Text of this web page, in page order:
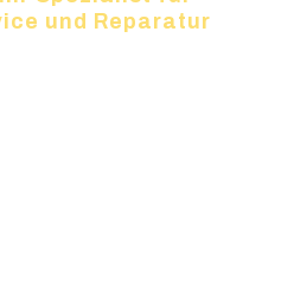
und Reparatur